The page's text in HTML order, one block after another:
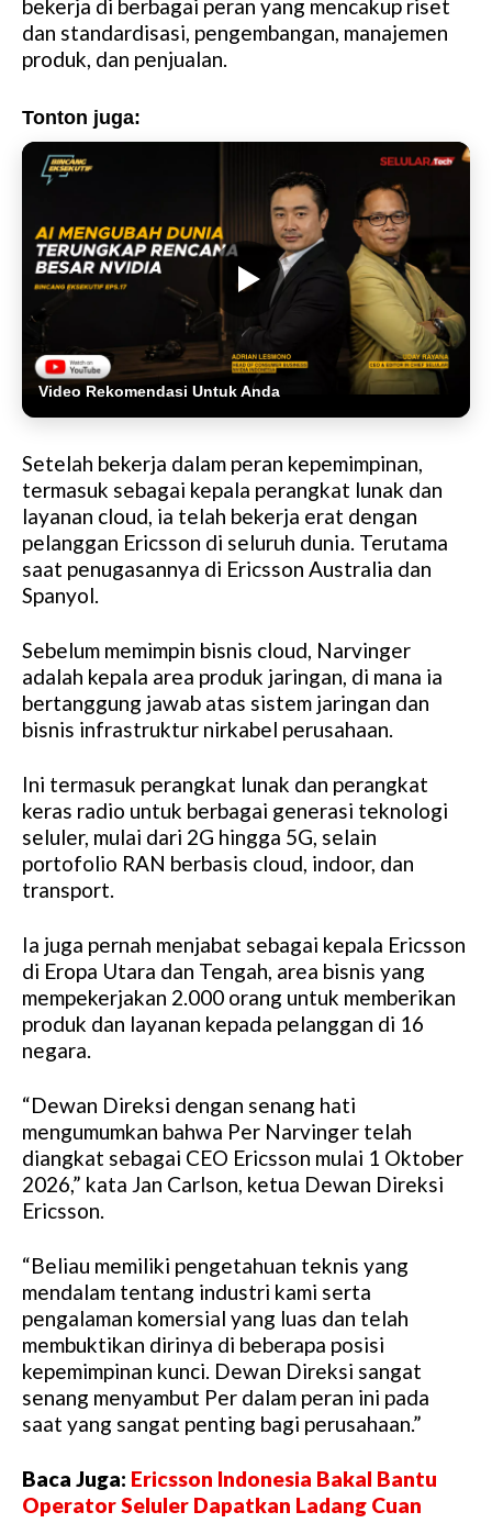
bekerja di berbagai peran yang mencakup riset
dan standardisasi, pengembangan, manajemen
produk, dan penjualan.
Tonton juga:
Video Rekomendasi Untuk Anda
Setelah bekerja dalam peran kepemimpinan,
termasuk sebagai kepala perangkat lunak dan
layanan cloud, ia telah bekerja erat dengan
pelanggan Ericsson di seluruh dunia. Terutama
saat penugasannya di Ericsson Australia dan
Spanyol.
Sebelum memimpin bisnis cloud, Narvinger
adalah kepala area produk jaringan, di mana ia
bertanggung jawab atas sistem jaringan dan
bisnis infrastruktur nirkabel perusahaan.
Ini termasuk perangkat lunak dan perangkat
keras radio untuk berbagai generasi teknologi
seluler, mulai dari 2G hingga 5G, selain
portofolio RAN berbasis cloud, indoor, dan
transport.
Ia juga pernah menjabat sebagai kepala Ericsson
di Eropa Utara dan Tengah, area bisnis yang
mempekerjakan 2.000 orang untuk memberikan
produk dan layanan kepada pelanggan di 16
negara.
“Dewan Direksi dengan senang hati
mengumumkan bahwa Per Narvinger telah
diangkat sebagai CEO Ericsson mulai 1 Oktober
2026,” kata Jan Carlson, ketua Dewan Direksi
Ericsson.
“Beliau memiliki pengetahuan teknis yang
mendalam tentang industri kami serta
pengalaman komersial yang luas dan telah
membuktikan dirinya di beberapa posisi
kepemimpinan kunci. Dewan Direksi sangat
senang menyambut Per dalam peran ini pada
saat yang sangat penting bagi perusahaan.”
Baca Juga: Ericsson Indonesia Bakal Bantu
Operator Seluler Dapatkan Ladang Cuan